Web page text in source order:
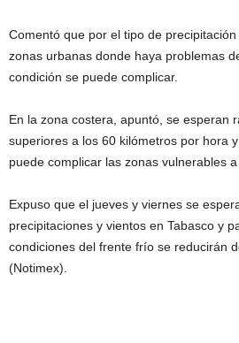
Comentó que por el tipo de
zonas urbanas donde haya problemas
condición se puede complicar.
En la zona costera, apuntó, se esperan
superiores a los 60 kilómetros por hora
puede complicar las zonas vulnerables a
Expuso que el jueves y viernes se
precipitaciones y vientos en Tabasco y
condiciones del frente frío se reducirán
(Notimex).